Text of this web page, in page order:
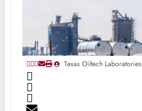
Texas Oiltech Laboratories